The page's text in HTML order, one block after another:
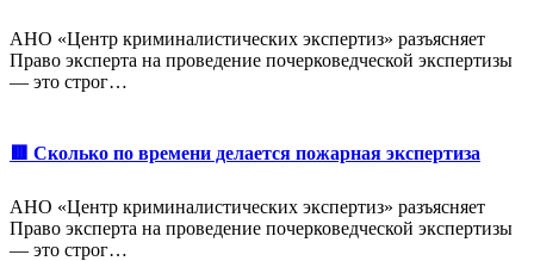
АНО «Центр криминалистических экспертиз» разъясняет
Право эксперта на проведение почерковедческой экспертизы
— это строг…
🟥 Сколько по времени делается пожарная экспертиза
АНО «Центр криминалистических экспертиз» разъясняет
Право эксперта на проведение почерковедческой экспертизы
— это строг…